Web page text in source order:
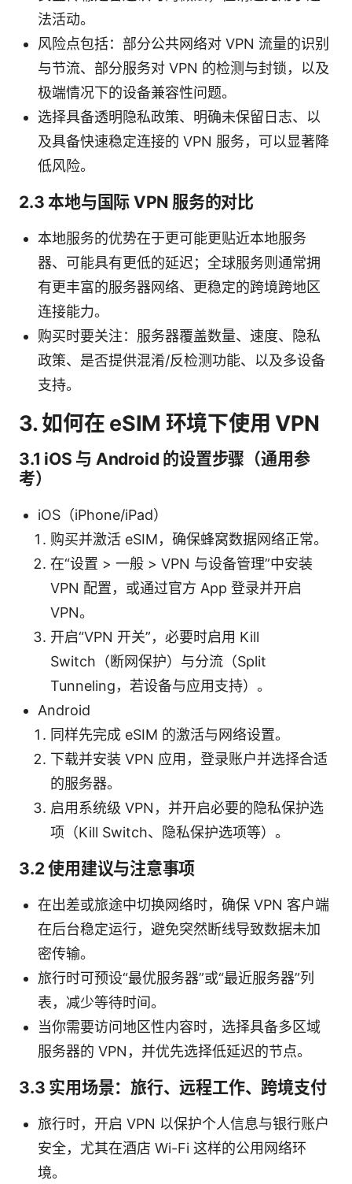
法活动。
风险点包括：部分公共网络对 VPN 流量的识别
与节流、部分服务对 VPN 的检测与封锁，以及
极端情况下的设备兼容性问题。
选择具备透明隐私政策、明确未保留日志、以
及具备快速稳定连接的 VPN 服务，可以显著降
低风险。
2.3 本地与国际 VPN 服务的对比
本地服务的优势在于更可能更贴近本地服务
器、可能具有更低的延迟；全球服务则通常拥
有更丰富的服务器网络、更稳定的跨境跨地区
连接能力。
购买时要关注：服务器覆盖数量、速度、隐私
政策、是否提供混淆/反检测功能、以及多设备
支持。
3. 如何在 eSIM 环境下使用 VPN
3.1 iOS 与 Android 的设置步骤（通用参
考）
iOS（iPhone/iPad）
购买并激活 eSIM，确保蜂窝数据网络正常。
在“设置 > 一般 > VPN 与设备管理”中安装
VPN 配置，或通过官方 App 登录并开启
VPN。
开启“VPN 开关”，必要时启用 Kill
Switch（断网保护）与分流（Split
Tunneling，若设备与应用支持）。
Android
同样先完成 eSIM 的激活与网络设置。
下载并安装 VPN 应用，登录账户并选择合适
的服务器。
启用系统级 VPN，并开启必要的隐私保护选
项（Kill Switch、隐私保护选项等）。
3.2 使用建议与注意事项
在出差或旅途中切换网络时，确保 VPN 客户端
在后台稳定运行，避免突然断线导致数据未加
密传输。
旅行时可预设“最优服务器”或“最近服务器”列
表，减少等待时间。
当你需要访问地区性内容时，选择具备多区域
服务器的 VPN，并优先选择低延迟的节点。
3.3 实用场景：旅行、远程工作、跨境支付
旅行时，开启 VPN 以保护个人信息与银行账户
安全，尤其在酒店 Wi-Fi 这样的公用网络环
境。